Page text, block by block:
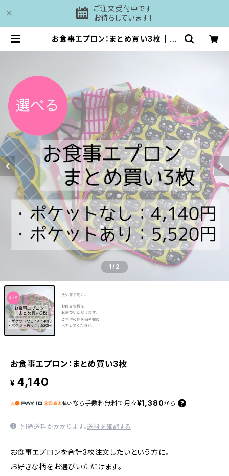
ご注文受付中です
お待ちしています！
お食事エプロン：まとめ買い3枚 | 工
1/2
お食事エプロン：まとめ買い3枚
¥ 4,140
なら 手数料無料で 月々¥1,380から
別途送料がかかります。送料を確認する
お食事エプロンを合計3枚注文したいという方に。
お好きな柄をお選びいただけます。